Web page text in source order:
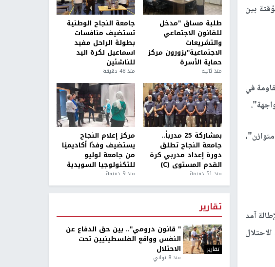
بين
في
آمد
طلبة مساق "مدخل
للقانون الاجتماعي
والتشريعات
الاجتماعية"يزورون مركز
حماية الأسرة
منذ ثانية
جامعة النجاح الوطنية
تستضيف منافسات
بطولة الراحل مفيد
اسماعيل لكرة اليد
للناشئين
منذ 48 دقيقة
بمشاركة 25 مدرباً..
جامعة النجاح تطلق
دورة إعداد مدربي كرة
القدم المستوى (C)
منذ 51 دقيقة
مركز إعلام النجاح
يستضيف وفدًا أكاديميًا
من جامعة لوليو
للتكنولوجيا السويدية
منذ 9 دقيقة
تقارير
تقارير
" قانون درومي".. بين حق الدفاع عن
النفس وواقع الفلسطينيين تحت
الاحتلال
منذ 8 ثواني